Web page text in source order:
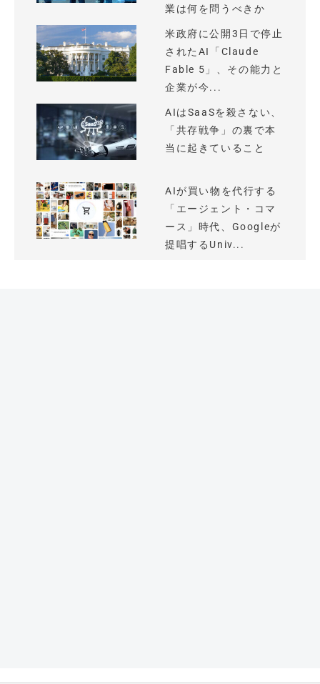
業は何を問うべきか
米政府に公開3日で停止
されたAI「Claude
Fable 5」、その能力と
企業が今...
AIはSaaSを殺さない、
「共存戦争」の裏で本
当に起きていること
AIが買い物を代行する
「エージェント・コマ
ース」時代、Googleが
提唱するUniv...